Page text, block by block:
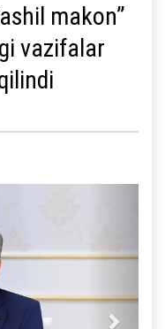
makon”
vazifalar